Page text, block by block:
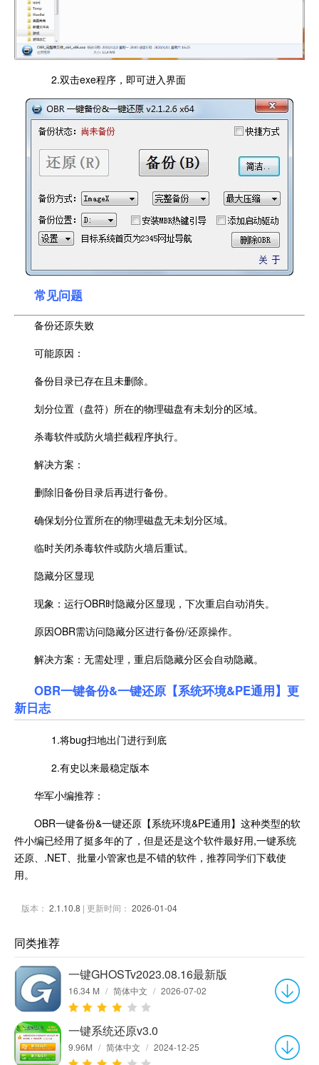
2.双击exe程序，即可进入界面
常见问题
备份还原失败
可能原因：
备份目录已存在且未删除。
划分位置（盘符）所在的物理磁盘有未划分的区域。
杀毒软件或防火墙拦截程序执行。
解决方案：
删除旧备份目录后再进行备份。
确保划分位置所在的物理磁盘无未划分区域。
临时关闭杀毒软件或防火墙后重试。
隐藏分区显现
现象：运行OBR时隐藏分区显现，下次重启自动消失。
原因OBR需访问隐藏分区进行备份/还原操作。
解决方案：无需处理，重启后隐藏分区会自动隐藏。
OBR一键备份&一键还原【系统环境&PE通用】更
新日志
1.将bug扫地出门进行到底
2.有史以来最稳定版本
华军小编推荐：
OBR一键备份&一键还原【系统环境&PE通用】这种类型的软
件小编已经用了挺多年的了，但是还是这个软件最好用,一键系统
还原、.NET、批量小管家也是不错的软件，推荐同学们下载使
用。
版本： 2.1.10.8 | 更新时间： 2026-01-04
同类推荐
一键GHOSTv2023.08.16最新版
16.34 M / 简体中文 / 2026-07-02
一键系统还原v3.0
9.96M / 简体中文 / 2024-12-25